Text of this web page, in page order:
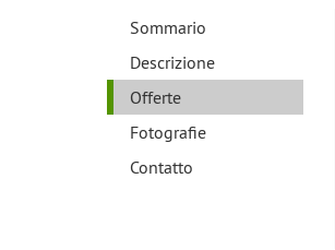
Sommario
Descrizione
Offerte
Fotografie
Contatto